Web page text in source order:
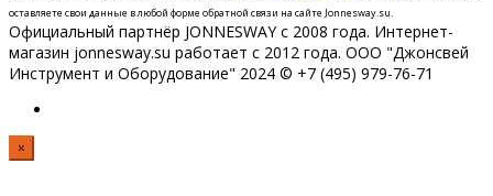
оставляете свои данные в любой форме обратной связи на сайте Jonnesway.su.
Официальный партнёр JONNESWAY с 2008 года. Интернет-
магазин jonnesway.su работает с 2012 года. ООО "Джонсвей
Инструмент и Оборудование" 2024 © +7 (495) 979-76-71
×